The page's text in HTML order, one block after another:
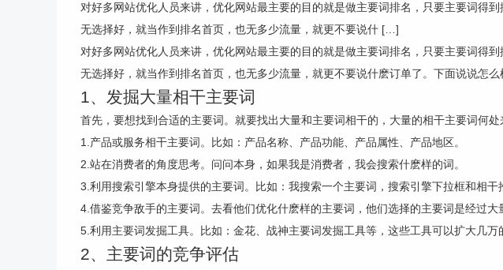
对好多网站优化人员来讲，优化网站最主要的目的就是做主要词排名，只要主要词得
无选择好，就当作到排名首页，也无多少流量，就更不要说什 […]
对好多网站优化人员来讲，优化网站最主要的目的就是做主要词排名，只要主要词得
无选择好，就当作到排名首页，也无多少流量，就更不要说什麽订单了。下面说说怎么
1、发掘大量相干主要词
首先，要想找到合适的主要词。就要找出大量和主要词相干的，大量的相干主要词何处
1.产品或服务相干主要词。比如：产品名称、产品功能、产品属性、产品地区。
2.站在消费者的角度思考。问问本身，如果我是消费者，我会搜索什麽样的词。
3.利用搜索引擎本身提供的主要词。比如：我搜索一个主要词，搜索引擎下拉框和相干
4.借鉴竞争敌手的主要词。去看他们优化什麽样的主要词，他们选择的主要词是经过大
5.利用主要词发掘工具。比如：金花、战神主要词发掘工具等，这些工具可以扩大几万
2、主要词的竞争评估